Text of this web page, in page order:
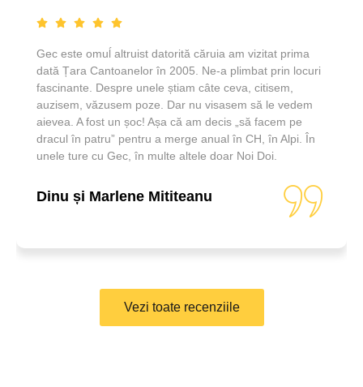
Gec este omuĺ altruist datorită căruia am vizitat prima
dată Țara Cantoanelor în 2005. Ne-a plimbat prin locuri
fascinante. Despre unele știam câte ceva, citisem,
auzisem, văzusem poze. Dar nu visasem să le vedem
aievea. A fost un șoc! Așa că am decis „să facem pe
dracul în patru” pentru a merge anual în CH, în Alpi. În
unele ture cu Gec, în multe altele doar Noi Doi.
Dinu și Marlene Mititeanu
Vezi toate recenziile